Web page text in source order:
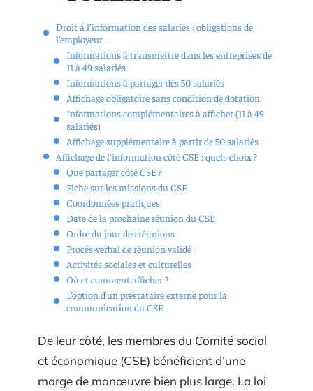
Droit à l’information des salariés : obligations de
l’employeur
Informations à transmettre dans les entreprises de
11 à 49 salariés
Informations à partager dès 50 salariés
Affichage obligatoire sans condition de dotation
Informations complémentaires à afficher (11 à 49
salariés)
Affichage supplémentaire à partir de 50 salariés
Affichage de l’information côté CSE : quels choix ?
Que partager côté CSE ?
Fiche sur les missions du CSE
Coordonnées pratiques
Date de la prochaine réunion du CSE
Ordre du jour des réunions
Procès-verbal de réunion validé
Activités sociales et culturelles
Où et comment afficher ?
L’option d’un prestataire externe pour la
communication du CSE
De leur côté, les membres du Comité social
et économique (CSE) bénéficient d’une
marge de manœuvre bien plus large. La loi